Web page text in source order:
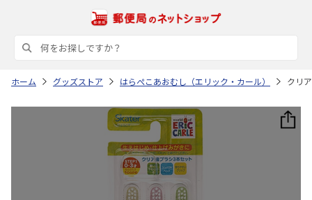
ホーム グッズストア はらぺこあおむし（エリック・カール） クリ